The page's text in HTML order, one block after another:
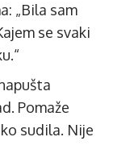
„Bila sam
se svaki
Pomaže
sudila. Nije